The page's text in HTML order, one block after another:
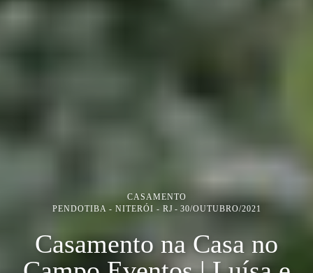
CASAMENTO
PENDOTIBA - NITERÓI - RJ
30/OUTUBRO/2021
Casamento na Casa no